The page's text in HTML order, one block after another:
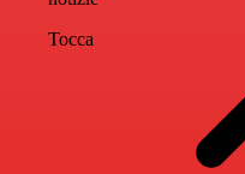
Tocca